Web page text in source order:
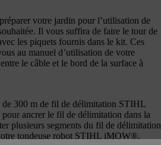
votre jardin pour l’utilisation de
Il vous suffira de faire le tour de
les piquets fournis dans le kit. Ces
au manuel d’utilisation de votre
le câble et le bord de la surface à
300 m de fil de délimitation STIHL
ancrer le fil de délimitation dans la
plusieurs segments du fil de délimitation
tondeuse robot STIHL iMOW®.